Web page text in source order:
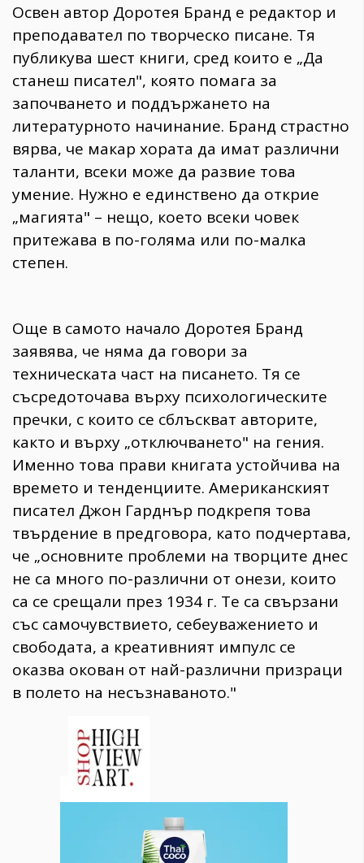
Освен автор Доротея Бранд е редактор и
преподавател по творческо писане. Тя
публикува шест книги, сред които е „Да
станеш писател", която помага за
започването и поддържането на
литературното начинание. Бранд страстно
вярва, че макар хората да имат различни
таланти, всеки може да развие това
умение. Нужно е единствено да открие
„магията" – нещо, което всеки човек
притежава в по-голяма или по-малка
степен.
Още в самото начало Доротея Бранд
заявява, че няма да говори за
техническата част на писането. Тя се
съсредоточава върху психологическите
пречки, с които се сблъскват авторите,
както и върху „отключването" на гения.
Именно това прави книгата устойчива на
времето и тенденциите. Американският
писател Джон Гарднър подкрепя това
твърдение в предговора, като подчертава,
че „основните проблеми на творците днес
не са много по-различни от онези, които
са се срещали през 1934 г. Те са свързани
със самочувствието, себеуважението и
свободата, а креативният импулс се
оказва окован от най-различни призраци
в полето на несъзнаваното."